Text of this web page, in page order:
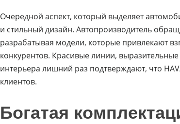
Очередной аспект, который выделяет
и стильный дизайн. Автопроизводитель
разрабатывая модели, которые привлекают
конкурентов. Красивые линии,
интерьера лишний раз подтверждают, что
клиентов.
Богатая